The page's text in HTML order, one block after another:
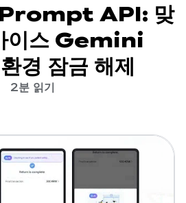
API: 맞
이스 Gemini
경 잠금 해제
2분 읽기